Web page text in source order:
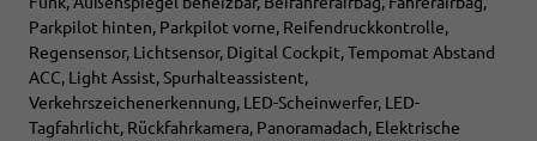
Parkpilot hinten, Parkpilot vorne, Reifendruckkontrolle,
Regensensor, Lichtsensor, Digital Cockpit, Tempomat Abstand
ACC, Light Assist, Spurhalteassistent,
Verkehrszeichenerkennung, LED-Scheinwerfer, LED-
Tagfahrlicht, Rückfahrkamera, Panoramadach, Elektrische